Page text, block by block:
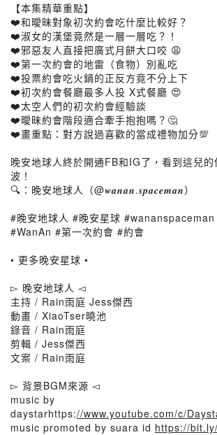
【本集精華重點】
❤️和曖昧對象初次約會吃什麼比較好？
❤️淑女的漢堡竟然是一層一層吃？！
❤️邪惡友人直接把廣式月餅大口咬 😩
❤️第一次約會的地雷（食物）別亂吃
❤️投票約會吃火鍋的正反方竟不分上下
❤️初次約會餐廳最多人投 X式餐廳 😍
❤️太空人們的初次約會經驗談
❤️曖昧約會階段適合牽手抱抱嗎？🤔
❤️畫重點：對方說過喜歡的當成禮物加分💯
晚安地球人終於開通FB和IG了，看到這兒
波！
🔍：晚安地球人（@𝒘𝒂𝒏𝒂𝒏.𝒔𝒑𝒂𝒄𝒆𝒎𝒂𝒏）
#晚安地球人 #晚安星球
#WanAn #第一次約會 #約會
• 更多晚安星球 •
▻ 晚安地球人 ◅
主持 / Rain雨庭 Jess傑西
動畫 / XiaoTser曉池
錄音 / Rain雨庭
剪輯 / Jess傑西
文案 / Rain雨庭
▻ 背景BGM來源 ◅
music by
daystarhttps://www.youtube.com/c/
music promoted by suara id https://